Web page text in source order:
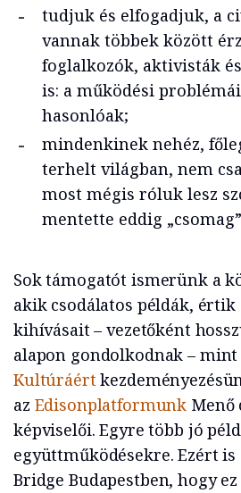
tudjuk és elfogadjuk, a
vannak többek között
foglalkozók, aktivisták
is: a működési
hasonlóak;
mindenkinek nehéz,
terhelt világban, nem
most mégis róluk lesz
mentette eddig
Sok támogatót ismerünk a
akik csodálatos példák,
kihívásait – vezetőként
alapon gondolkodnak – mint
Kultúráért
az Edisonplatformunk Menő
képviselői. Egyre több jó
együttműködésekre. Ezért
Bridge Budapestben, hogy